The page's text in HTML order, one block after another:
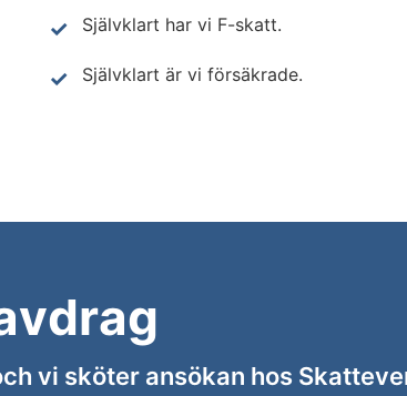
Självklart har vi F-skatt.
Självklart är vi försäkrade.
vi sköter ansökan hos